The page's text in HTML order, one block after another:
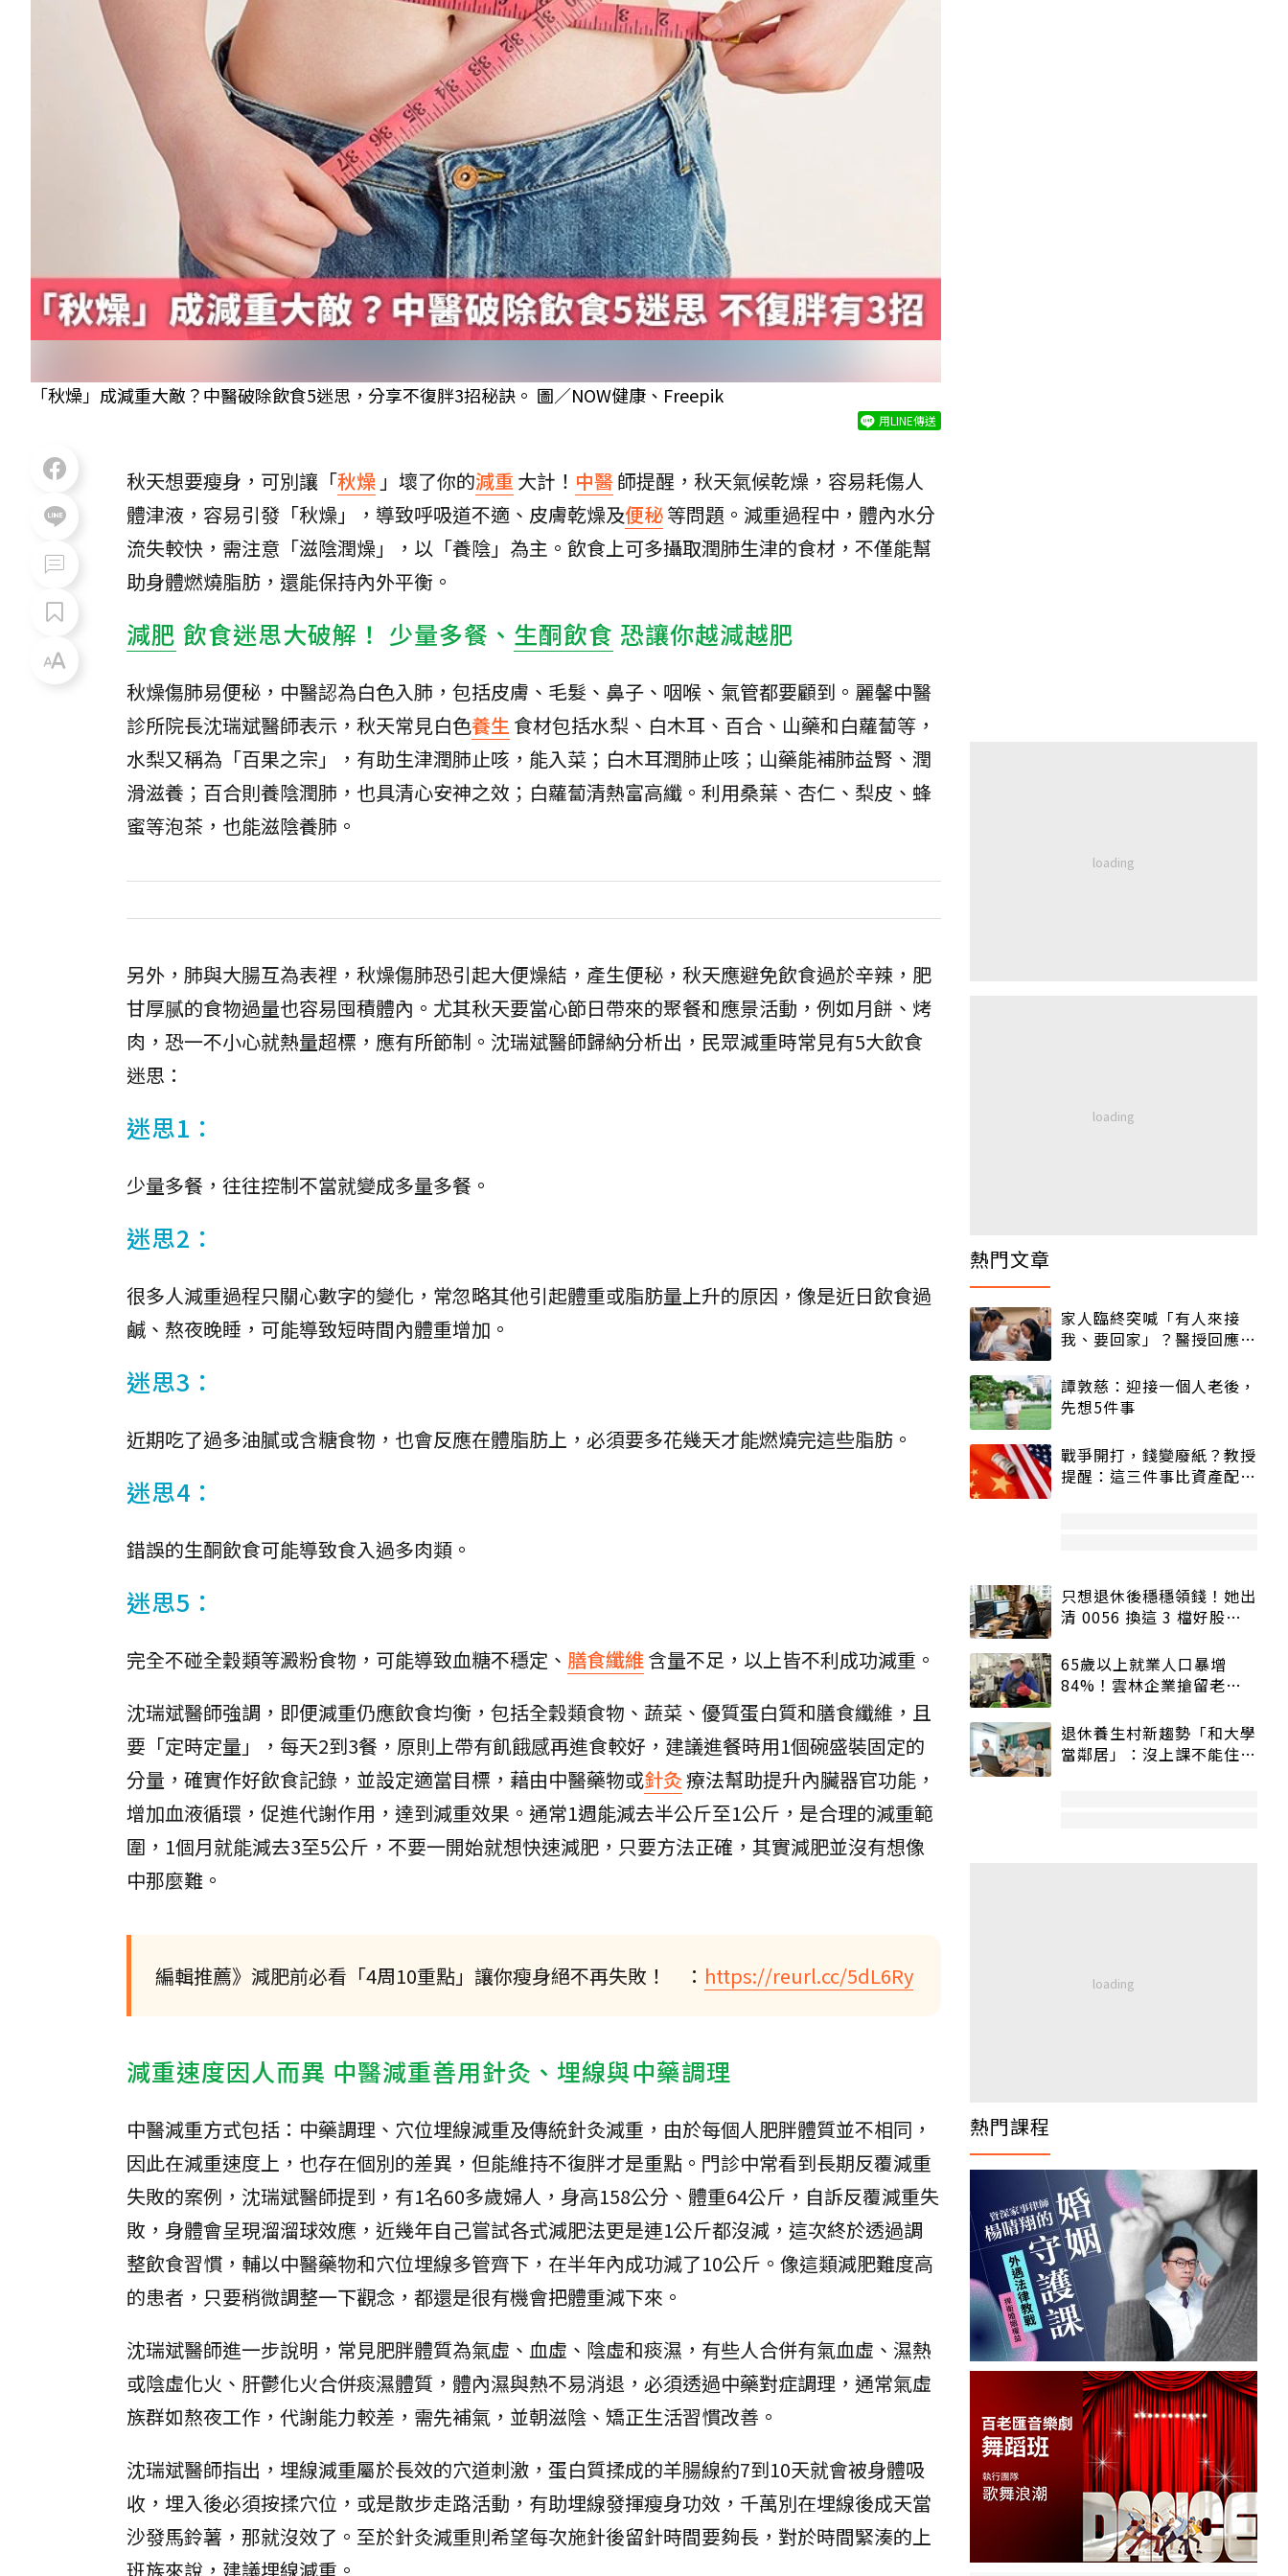
「秋燥」成減重大敵？中醫破除飲食5迷思，分享不復胖3招秘訣。 圖／NOW健康、Freepik
用LINE傳送
秋天想要瘦身，可別讓「秋燥 」壞了你的減重 大計！ 中醫師提醒，秋天氣候乾燥，容易耗傷人
體津液，容易引發「秋燥」，導致呼吸道不適、皮膚乾燥及便秘等問題。減重過程中，體內水分
流失較快，需注意「滋陰潤燥」，以「養陰」為主。飲食上可多攝取潤肺生津的食材，不僅能幫
助身體燃燒脂肪，還能保持內外平衡。
減肥 飲食迷思大破解！ 少量多餐、 生酮飲食 恐讓你越減越肥
秋燥傷肺易便秘，中醫認為白色入肺，包括皮膚、毛髮、鼻子、咽喉、氣管都要顧到。麗馨中醫
診所院長沈瑞斌醫師表示，秋天常見白色養生 食材包括水梨、白木耳、百合、山藥和白蘿蔔等，
水梨又稱為「百果之宗」，有助生津潤肺止咳，能入菜；白木耳潤肺止咳；山藥能補肺益腎、潤
滑滋養；百合則養陰潤肺，也具清心安神之效；白蘿蔔清熱富高纖。利用桑葉、杏仁、梨皮、蜂
蜜等泡茶，也能滋陰養肺。
另外，肺與大腸互為表裡，秋燥傷肺恐引起大便燥結，產生便秘，秋天應避免飲食過於辛辣，肥
甘厚腻的食物過量也容易囤積體內。尤其秋天要當心節日帶來的聚餐和應景活動，例如月餅、烤
肉，恐一不小心就熱量超標，應有所節制。沈瑞斌醫師歸納分析出，民眾減重時常見有5大飲食
迷思：
迷思1：
少量多餐，往往控制不當就變成多量多餐。
迷思2：
很多人減重過程只關心數字的變化，常忽略其他引起體重或脂肪量上升的原因，像是近日飲食過
鹹、熬夜晚睡，可能導致短時間內體重增加。
迷思3：
近期吃了過多油膩或含糖食物，也會反應在體脂肪上，必須要多花幾天才能燃燒完這些脂肪。
迷思4：
錯誤的生酮飲食可能導致食入過多肉類。
迷思5：
完全不碰全穀類等澱粉食物，可能導致血糖不穩定、 膳食纖維含量不足，以上皆不利成功減重。
沈瑞斌醫師強調，即便減重仍應飲食均衡，包括全穀類食物、蔬菜、優質蛋白質和膳食纖維，且
要「定時定量」，每天2到3餐，原則上帶有飢餓感再進食較好，建議進餐時用1個碗盛裝固定的
分量，確實作好飲食記錄，並設定適當目標，藉由中醫藥物或針灸療法幫助提升內臟器官功能，
增加血液循環，促進代謝作用，達到減重效果。通常1週能減去半公斤至1公斤，是合理的減重範
圍，1個月就能減去3至5公斤，不要一開始就想快速減肥，只要方法正確，其實減肥並沒有想像
中那麼難。
編輯推薦》減肥前必看「4周10重點」讓你瘦身絕不再失敗！ ： https://reurl.cc/5dL6Ry
減重速度因人而異 中醫減重善用針灸、埋線與中藥調理
中醫減重方式包括：中藥調理、穴位埋線減重及傳統針灸減重，由於每個人肥胖體質並不相同，
因此在減重速度上，也存在個別的差異，但能維持不復胖才是重點。門診中常看到長期反覆減重
失敗的案例，沈瑞斌醫師提到，有1名60多歲婦人，身高158公分、體重64公斤，自訴反覆減重失
敗，身體會呈現溜溜球效應，近幾年自己嘗試各式減肥法更是連1公斤都沒減，這次終於透過調
整飲食習慣，輔以中醫藥物和穴位埋線多管齊下，在半年內成功減了10公斤。像這類減肥難度高
的患者，只要稍微調整一下觀念，都還是很有機會把體重減下來。
沈瑞斌醫師進一步說明，常見肥胖體質為氣虛、血虛、陰虛和痰濕，有些人合併有氣血虛、濕熱
或陰虛化火、肝鬱化火合併痰濕體質，體內濕與熱不易消退，必須透過中藥對症調理，通常氣虛
族群如熬夜工作，代謝能力較差，需先補氣，並朝滋陰、矯正生活習慣改善。
沈瑞斌醫師指出，埋線減重屬於長效的穴道刺激，蛋白質揉成的羊腸線約7到10天就會被身體吸
收，埋入後必須按揉穴位，或是散步走路活動，有助埋線發揮瘦身功效，千萬別在埋線後成天當
沙發馬鈴薯，那就沒效了。至於針灸減重則希望每次施針後留針時間要夠長，對於時間緊湊的上
班族來說，建議埋線減重。
熱門文章
家人臨終突喊「有人來接
我、要回家」？醫授回應方
譚敦慈：迎接一個人老後，
先想5件事
戰爭開打，錢變廢紙？教授
提醒：這三件事比資產配置
只想退休後穩穩領錢！她出
清 0056 換這 3 檔好股：
65歲以上就業人口暴增
84%！雲林企業搶留老員
退休養生村新趨勢「和大學
當鄰居」：沒上課不能住、
熱門課程